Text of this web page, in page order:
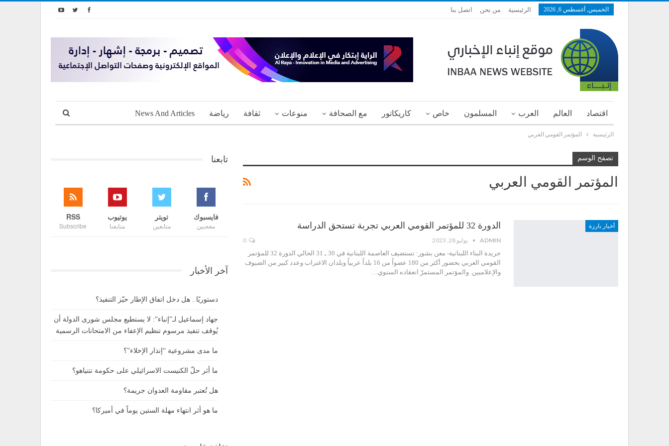
الخميس, أغسطس 6, 2026 الرئيسية من نحن اتصل بنا
اقتصاد العالم العرب المسلمون خاص كاريكاتور مع الصحافة منوعات ثقافة رياضة News And Articles
الرئيسية المؤتمر القومي العربي
تصفح الوسم
المؤتمر القومي العربي
أخبار بارزة الدورة 32 للمؤتمر القومي العربي تجربة تستحق الدراسة
ADMIN يوليو 28, 2023
جريدة البناء اللبنانية- معن بشور: تستضيف العاصمة اللبنانية في 30 ـ 31 الحالي الدورة 32 للمؤتمر
القومي العربي بحضور أكثر من 180 عضواً من 16 بلداً عربياً وبلدان الاغتراب وعدد كبير من الضيوف
والإعلاميين. والمؤتمر المستمرّ انعقاده السنوي…
تابعنا
فايسبوك
معجبين
تويتر
متابعين
يوتيوب
متابعنا
RSS
Subscribe
آخر الأخبار
دستوريًا.. هل دخل اتفاق الإطار حيّز التنفيذ؟
جهاد إسماعيل لـ”إنباء”: لا يستطيع مجلس شورى الدولة أن
يُوقف تنفيذ مرسوم تنظيم الإعفاء من الامتحانات الرسمية
ما مدى مشروعية “إنذار الإخلاء”؟
ما أثر حلّ الكنيست الاسرائيلي على حكومة نتنياهو؟
هل تُعتبر مقاومة العدوان جريمة؟
ما هو أثر انتهاء مهلة الستين يوماً في أميركا؟